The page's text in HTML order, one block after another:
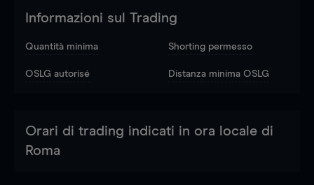
Informazioni sul Trading
Quantità minima Shorting permesso
OSLG autorisé Distanza minima OSLG
Orari di trading indicati in ora locale di
Roma